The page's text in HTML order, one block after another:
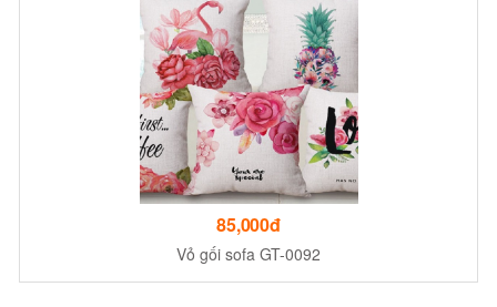
85,000đ
Vỏ gối sofa GT-0092